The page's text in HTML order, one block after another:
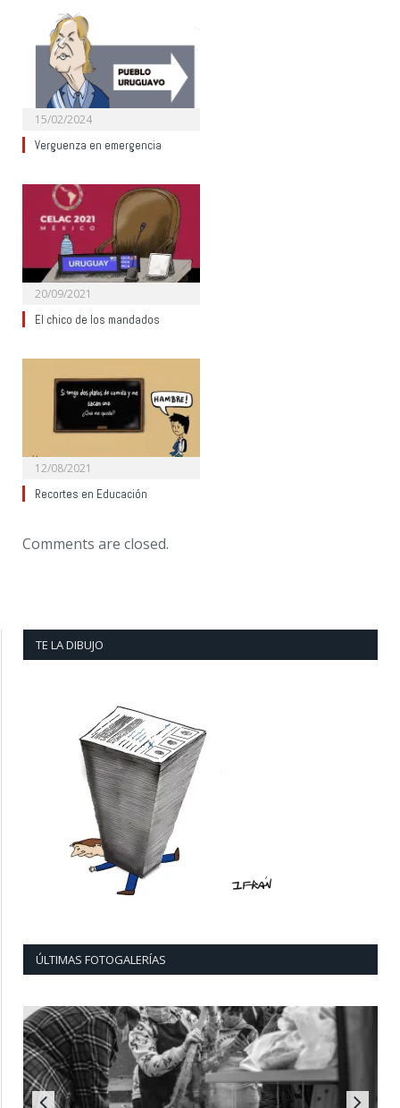
15/02/2024
Verguenza en emergencia
20/09/2021
El chico de los mandados
12/08/2021
Recortes en Educación
Comments are closed.
TE LA DIBUJO
ÚLTIMAS FOTOGALERÍAS